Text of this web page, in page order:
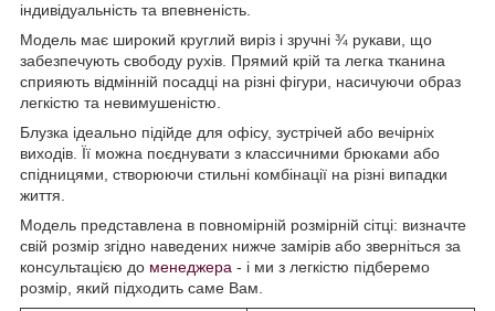
індивідуальність та впевненість.
Модель має широкий круглий виріз і зручні ¾ рукави, що
забезпечують свободу рухів. Прямий крій та легка тканина
сприяють відмінній посадці на різні фігури, насичуючи образ
легкістю та невимушеністю.
Блузка ідеально підійде для офісу, зустрічей або вечірніх
виходів. Її можна поєднувати з классичними брюками або
спідницями, створюючи стильні комбінації на різні випадки
життя.
Модель представлена в повномірній розмірній сітці: визначте
свій розмір згідно наведених нижче замірів або зверніться за
консультацією до менеджера - і ми з легкістю підберемо
розмір, який підходить саме Вам.